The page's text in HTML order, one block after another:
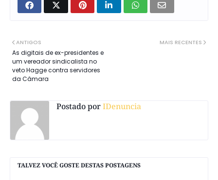
MAIS RECENTES
ANTIGOS
As digitais de ex-presidentes e
um vereador sindicalista no
veto Hagge contra servidores
da Câmara
Postado porIDenuncia
TALVEZ VOCÊ GOSTE DESTAS POSTAGENS